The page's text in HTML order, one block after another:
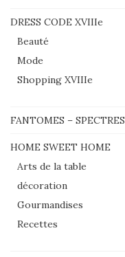
DRESS CODE XVIIIe
Beauté
Mode
Shopping XVIIIe
FANTOMES – SPECTRES
HOME SWEET HOME
Arts de la table
décoration
Gourmandises
Recettes